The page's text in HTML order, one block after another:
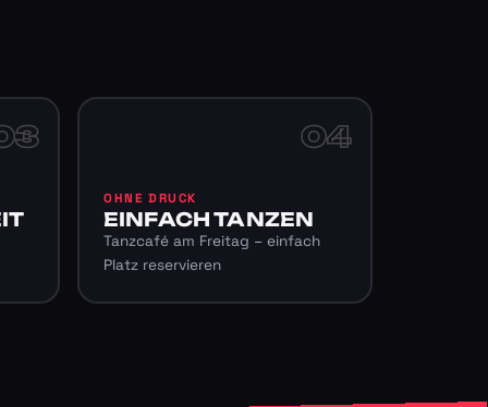
04
OHNE DRUCK
EINFACH TANZEN
Tanzcafé am Freitag – einfach
Platz reservieren